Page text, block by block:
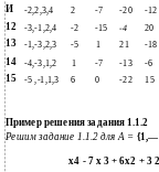
И -2,2,3,4 2 -7 -20 -12
12 -3,-1,2,4 -2 -15 -4 20
13 -1,-3,2,3 -5 1 21 -18
14 -4,-3,1,2 1 -7 -13 -6
15 -5 ,-1,1,3 6 0 -22 15
Пример решения задания 1.1.2
Решим задание 1.1.2 для А =
х4 - 7 х 3 + 6х2 + 3